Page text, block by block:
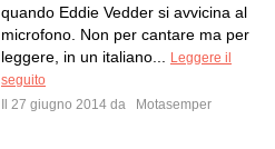
quando Eddie Vedder si avvicina al
microfono. Non per cantare ma per
leggere, in un italiano...
Leggere il
seguito
Il 27 giugno 2014 da
Motasemper